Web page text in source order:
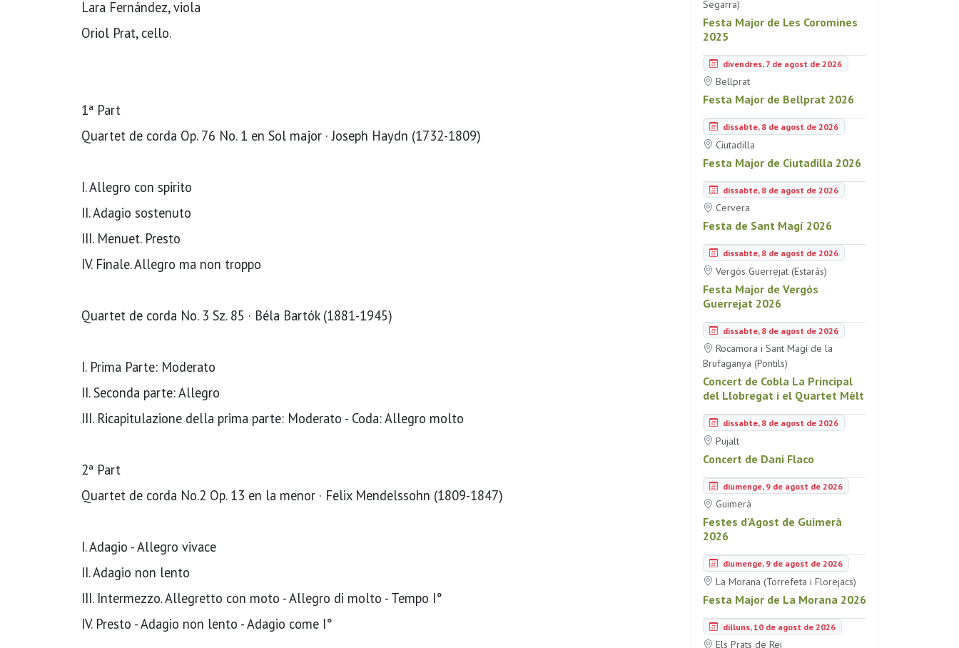
Lara Fernández, viola
Oriol Prat, cello.
1ª Part
Quartet de corda Op. 76 No. 1 en Sol major · Joseph Haydn (1732-1809)
I. Allegro con spirito
II. Adagio sostenuto
III. Menuet. Presto
IV. Finale. Allegro ma non troppo
Quartet de corda No. 3 Sz. 85 · Béla Bartók (1881-1945)
I. Prima Parte: Moderato
II. Seconda parte: Allegro
III. Ricapitulazione della prima parte: Moderato - Coda: Allegro molto
2ª Part
Quartet de corda No.2 Op. 13 en la menor · Felix Mendelssohn (1809-1847)
I. Adagio - Allegro vivace
II. Adagio non lento
III. Intermezzo. Allegretto con moto - Allegro di molto - Tempo I°
IV. Presto - Adagio non lento - Adagio come I°
Segarra)
Festa Major de Les Coromines
2025
divendres, 7 de agost de 2026
Bellprat
Festa Major de Bellprat 2026
dissabte, 8 de agost de 2026
Ciutadilla
Festa Major de Ciutadilla 2026
dissabte, 8 de agost de 2026
Cervera
Festa de Sant Magí 2026
dissabte, 8 de agost de 2026
Vergós Guerrejat (Estaràs)
Festa Major de Vergós
Guerrejat 2026
dissabte, 8 de agost de 2026
Rocamora i Sant Magí de la
Brufaganya (Pontils)
Concert de Cobla La Principal
del Llobregat i el Quartet Mèlt
dissabte, 8 de agost de 2026
Pujalt
Concert de Dani Flaco
diumenge, 9 de agost de 2026
Guimerà
Festes d'Agost de Guimerà
2026
diumenge, 9 de agost de 2026
La Morana (Torrefeta i Florejacs)
Festa Major de La Morana 2026
dilluns, 10 de agost de 2026
Els Prats de Rei